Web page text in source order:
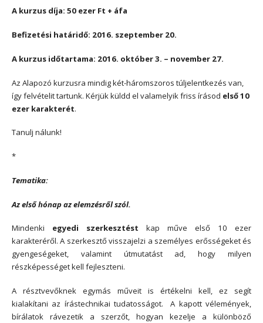
A kurzus díja: 50 ezer Ft + áfa
Befizetési határidő: 2016. szeptember 20.
A kurzus időtartama: 2016. október 3. – november 27.
Az Alapozó kurzusra mindig két-háromszoros túljelentkezés van,
így felvételit tartunk. Kérjük küldd el valamelyik friss írásod első 10
ezer karakterét.
Tanulj nálunk!
*
Tematika:
Az első hónap az elemzésről szól.
Mindenki egyedi szerkesztést kap műve első 10 ezer
karakteréről. A szerkesztő visszajelzi a személyes erősségeket és
gyengeségeket, valamint útmutatást ad, hogy milyen
részképességet kell fejleszteni.
A résztvevőknek egymás műveit is értékelni kell, ez segít
kialakítani az írástechnikai tudatosságot. A kapott vélemények,
bírálatok rávezetik a szerzőt, hogyan kezelje a különböző